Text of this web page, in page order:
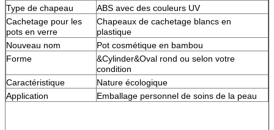
Type de chapeau
ABS avec des couleurs UV
Cachetage pour les
pots en verre
Chapeaux de cachetage blancs en
plastique
Nouveau nom
Pot cosmétique en bambou
Forme
&Cylinder&Oval rond ou selon votre
condition
Caractéristique
Nature écologique
Application
Emballage personnel de soins de la peau